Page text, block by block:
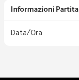
Informazioni Partita
Data/Ora